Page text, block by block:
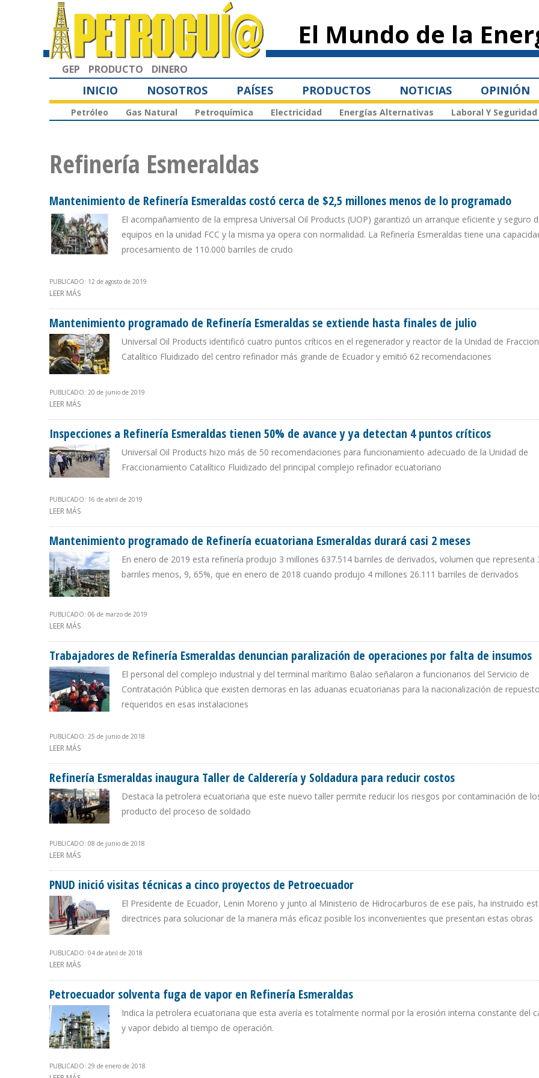
principal
El Mundo de la
GEP PRODUCTO DINERO
INICIO NOSOTROS PAÍSES PRODUCTOS NOTICIAS OPINIÓN
Petróleo Gas Natural Petroquímica Electricidad Energías Alternativas Laboral Y Seguridad
Refinería Esmeraldas
Mantenimiento de Refinería Esmeraldas costó cerca de $2,5 millones menos de lo programado
El acompañamiento de la empresa Universal Oil Products (UOP) garantizó un arranque eficiente y seguro
equipos en la unidad FCC y la misma ya opera con normalidad. La Refinería Esmeraldas tiene una
procesamiento de 110.000 barriles de crudo
PUBLICADO: 12 de agosto de 2019
LEER MÁS
Mantenimiento programado de Refinería Esmeraldas se extiende hasta finales de julio
Universal Oil Products identificó cuatro puntos críticos en el regenerador y reactor de la Unidad de
Catalítico Fluidizado del centro refinador más grande de Ecuador y emitió 62 recomendaciones
PUBLICADO: 20 de junio de 2019
LEER MÁS
Inspecciones a Refinería Esmeraldas tienen 50% de avance y ya detectan 4 puntos críticos
Universal Oil Products hizo más de 50 recomendaciones para funcionamiento adecuado de la Unidad de
Fraccionamiento Catalítico Fluidizado del principal complejo refinador ecuatoriano
PUBLICADO: 16 de abril de 2019
LEER MÁS
Mantenimiento programado de Refinería ecuatoriana Esmeraldas durará casi 2 meses
En enero de 2019 esta refinería produjo 3 millones 637.514 barriles de derivados, volumen que representa
barriles menos, 9, 65%, que en enero de 2018 cuando produjo 4 millones 26.111 barriles de derivados
PUBLICADO: 06 de marzo de 2019
LEER MÁS
Trabajadores de Refinería Esmeraldas denuncian paralización de operaciones por falta de insumos
El personal del complejo industrial y del terminal marítimo Balao señalaron a funcionarios del Servicio de
Contratación Pública que existen demoras en las aduanas ecuatorianas para la nacionalización de
requeridos en esas instalaciones
PUBLICADO: 25 de junio de 2018
LEER MÁS
Refinería Esmeraldas inaugura Taller de Calderería y Soldadura para reducir costos
Destaca la petrolera ecuatoriana que este nuevo taller permite reducir los riesgos por contaminación de
producto del proceso de soldado
PUBLICADO: 08 de junio de 2018
LEER MÁS
PNUD inició visitas técnicas a cinco proyectos de Petroecuador
El Presidente de Ecuador, Lenin Moreno y junto al Ministerio de Hidrocarburos de ese país, ha instruido
directrices para solucionar de la manera más eficaz posible los inconvenientes que presentan estas obras
PUBLICADO: 04 de abril de 2018
LEER MÁS
Petroecuador solventa fuga de vapor en Refinería Esmeraldas
Indica la petrolera ecuatoriana que esta avería es totalmente normal por la erosión interna constante del
y vapor debido al tiempo de operación.
PUBLICADO: 29 de enero de 2018